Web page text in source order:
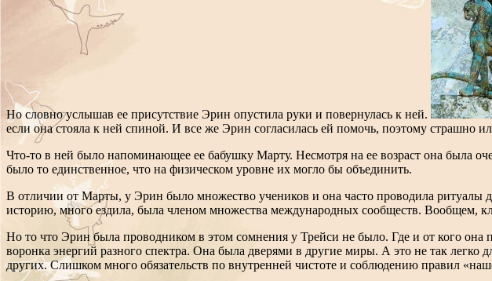
Но словно услышав ее присутствие Эрин опустила руки и повернулась к ней.
если она стояла к ней спиной. И все же Эрин согласилась ей помочь, поэтому страшно
Что-то в ней было напоминающее ее бабушку Марту. Несмотря на ее возраст она была
было то единственное, что на физическом уровне их могло бы объединить.
В отличии от Марты, у Эрин было множество учеников и она часто проводила ритуалы
историю, много ездила, была членом множества международных сообществ. Вообщем,
Но то что Эрин была проводником в этом сомнения у Трейси не было. Где и от кого
воронка энергий разного спектра. Она была дверями в другие миры. А это не так легко
других. Слишком много обязательств по внутренней чистоте и соблюдению правил